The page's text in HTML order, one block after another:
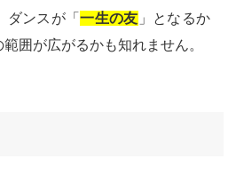
ダンスが「一生の友 」となるか
囲が広がるかも知れません。